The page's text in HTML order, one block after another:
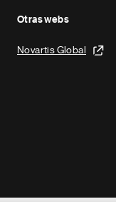
Otras webs
Novartis Global